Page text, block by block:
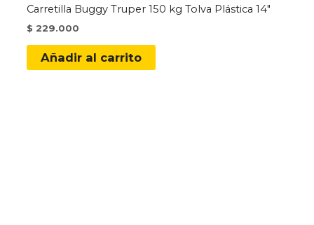
Carretilla Buggy Truper 150 kg Tolva Plástica 14″
$ 229.000
Añadir al carrito